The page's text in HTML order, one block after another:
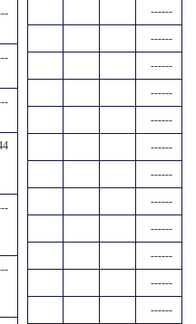
------
------
------
------
------
------
------
------
------
------
------
------